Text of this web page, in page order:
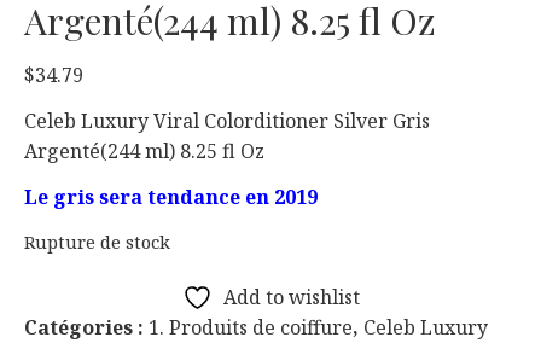
Argenté(244 ml) 8.25 fl Oz
$34.79
Celeb Luxury Viral Colorditioner Silver Gris
Argenté(244 ml) 8.25 fl Oz
Le gris sera tendance en 2019
Rupture de stock
Add to wishlist
Catégories : 1. Produits de coiffure, Celeb Luxury